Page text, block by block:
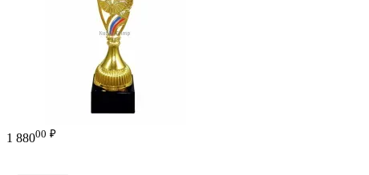
1 88000 ₽